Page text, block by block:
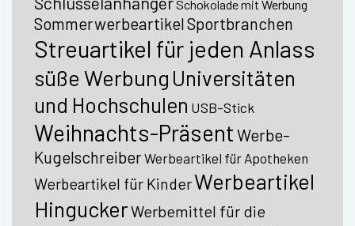
Schokolade mit Werbung
SommerwerbeartikelSportbranchen
Streuartikel für jeden Anlass
süße Werbung Universitäten
und Hochschulen USB-Stick
Weihnachts-Präsent Werbe-
Kugelschreiber Werbeartikel für Apotheken
Werbeartikel für KinderWerbeartikel
HinguckerWerbemittel für die